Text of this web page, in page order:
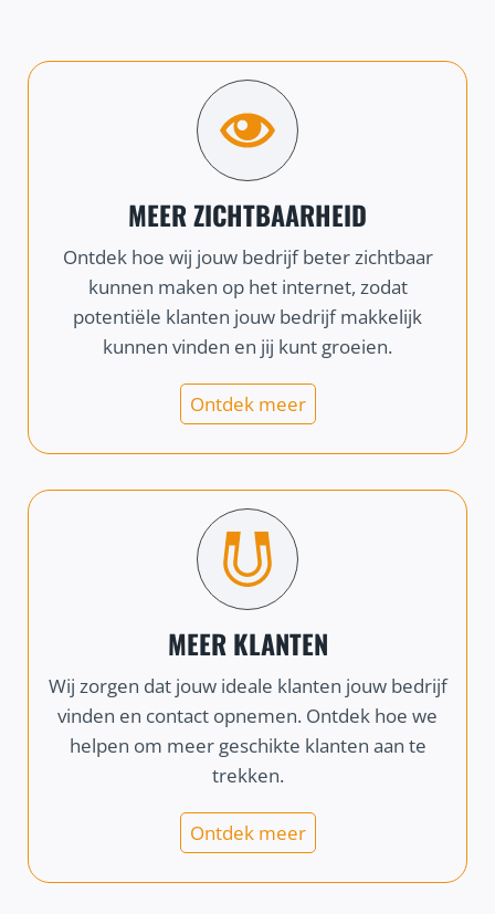
MEER ZICHTBAARHEID
Ontdek hoe wij jouw bedrijf beter zichtbaar
kunnen maken op het internet, zodat
potentiële klanten jouw bedrijf makkelijk
kunnen vinden en jij kunt groeien.
Ontdek meer
MEER KLANTEN
Wij zorgen dat jouw ideale klanten jouw bedrijf
vinden en contact opnemen. Ontdek hoe we
helpen om meer geschikte klanten aan te
trekken.
Ontdek meer